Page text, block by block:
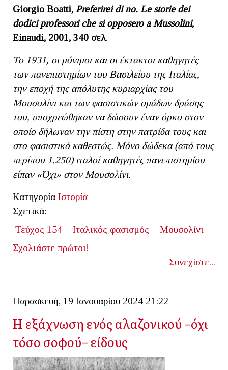
Giorgio Boatti, Preferirei di no. Le storie dei
dodici professori che si opposero a Mussolini,
Einaudi, 2001, 340 σελ.
Το 1931, οι μόνιμοι και οι έκτακτοι καθηγητές
των πανεπιστημίων του Βασιλείου της Ιταλίας,
την εποχή της απόλυτης κυριαρχίας του
Μουσολίνι και των φασιστικών ομάδων δράσης
του, υποχρεώθηκαν να δώσουν έναν όρκο στον
οποίο δήλωναν την πίστη στην πατρίδα τους και
στο φασιστικό καθεστώς. Μόνο δώδεκα (από τους
περίπου 1.250) ιταλοί καθηγητές πανεπιστημίου
είπαν «Όχι» στον Μουσολίνι.
Κατηγορία Ιστορία
Σχετικά:
Τεύχος 154
Ιταλικός φασισμός
Μουσολίνι
Σχολιάστε πρώτοι!
Συνεχίστε...
Παρασκευή, 19 Ιανουαρίου 2024 21:22
Η εξάχνωση ενός αλαζονικού –όχι
τόσο σοφού– είδους